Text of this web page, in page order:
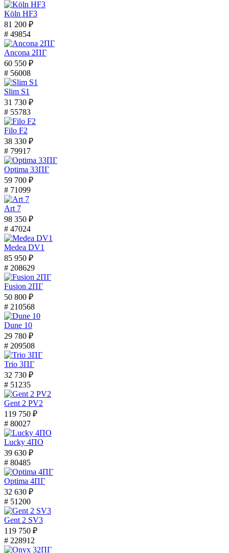
Köln HF3
81 200 ₽
# 49854
Ancona 2ПГ
60 550 ₽
# 56008
Slim S1
31 730 ₽
# 55783
Filo F2
38 330 ₽
# 79917
Optima 33ПГ
59 700 ₽
# 71099
Art 7
98 350 ₽
# 47024
Medea DV1
85 950 ₽
# 208629
Fusion 2ПГ
50 800 ₽
# 210568
Dune 10
29 780 ₽
# 209508
Trio 3ПГ
32 730 ₽
# 51235
Gent 2 PV2
119 750 ₽
# 80027
Lucky 4ПО
39 630 ₽
# 80485
Optima 4ПГ
32 630 ₽
# 51200
Gent 2 SV3
119 750 ₽
# 228912